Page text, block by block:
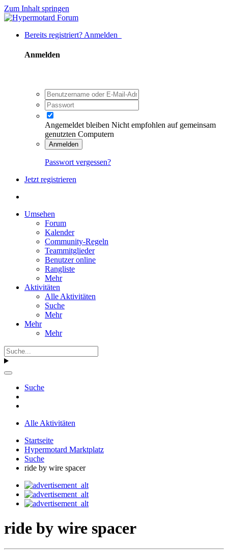
Zum Inhalt springen
Bereits registriert? Anmelden
Anmelden
Angemeldet bleiben Nicht empfohlen auf gemeinsam
genutzten Computern
Anmelden
Passwort vergessen?
Jetzt registrieren
Umsehen
Forum
Kalender
Community-Regeln
Teammitglieder
Benutzer online
Rangliste
Mehr
Aktivitäten
Alle Aktivitäten
Suche
Mehr
Mehr
Mehr
Suche
Alle Aktivitäten
Startseite
Hypermotard Marktplatz
Suche
ride by wire spacer
ride by wire spacer